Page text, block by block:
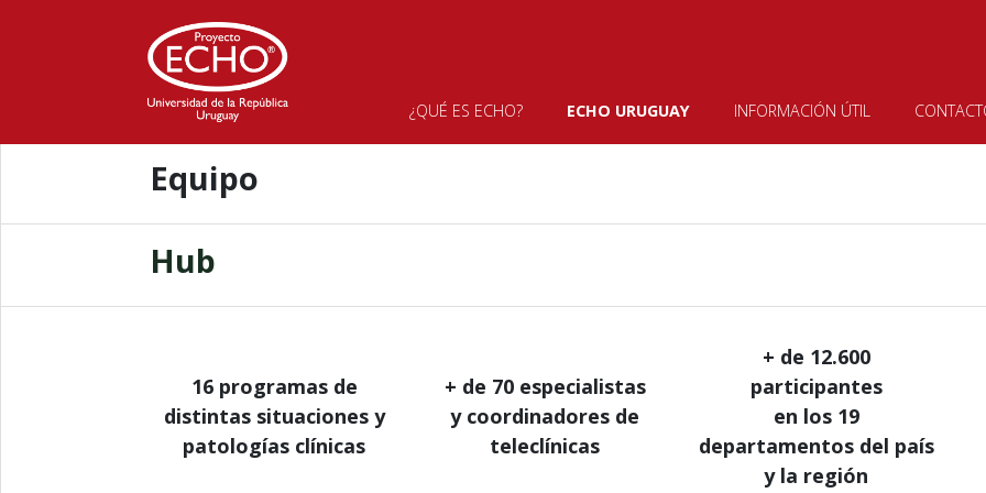
Inicio>ECHO Uruguay
Historia
Equipo
Hub
16 programas de
distintas situaciones y
patologías clínicas
+ de 70 especialistas
y coordinadores de
teleclínicas
+ de 12.600
participantes
en los 19
departamentos del país
y la región
¿QUÉ ES ECHO? ECHO URUGUAY INFORMACIÓN ÚTIL